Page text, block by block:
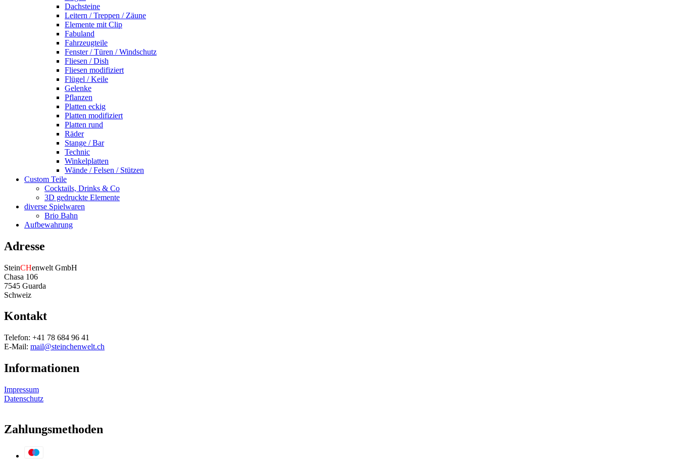
Dachsteine
Leitern / Treppen / Zäune
Elemente mit Clip
Fabuland
Fahrzeugteile
Fenster / Türen / Windschutz
Fliesen / Dish
Fliesen modifiziert
Flügel / Keile
Gelenke
Pflanzen
Platten eckig
Platten modifiziert
Platten rund
Räder
Stange / Bar
Technic
Winkelplatten
Wände / Felsen / Stützen
Custom Teile
Cocktails, Drinks & Co
3D gedruckte Elemente
diverse Spielwaren
Brio Bahn
Aufbewahrung
Adresse
SteinCHenwelt GmbH
Chasa 106
7545 Guarda
Schweiz
Kontakt
Telefon: +41 78 684 96 41
E-Mail: mail@steinchenwelt.ch
Informationen
Impressum
Datenschutz
Zahlungsmethoden